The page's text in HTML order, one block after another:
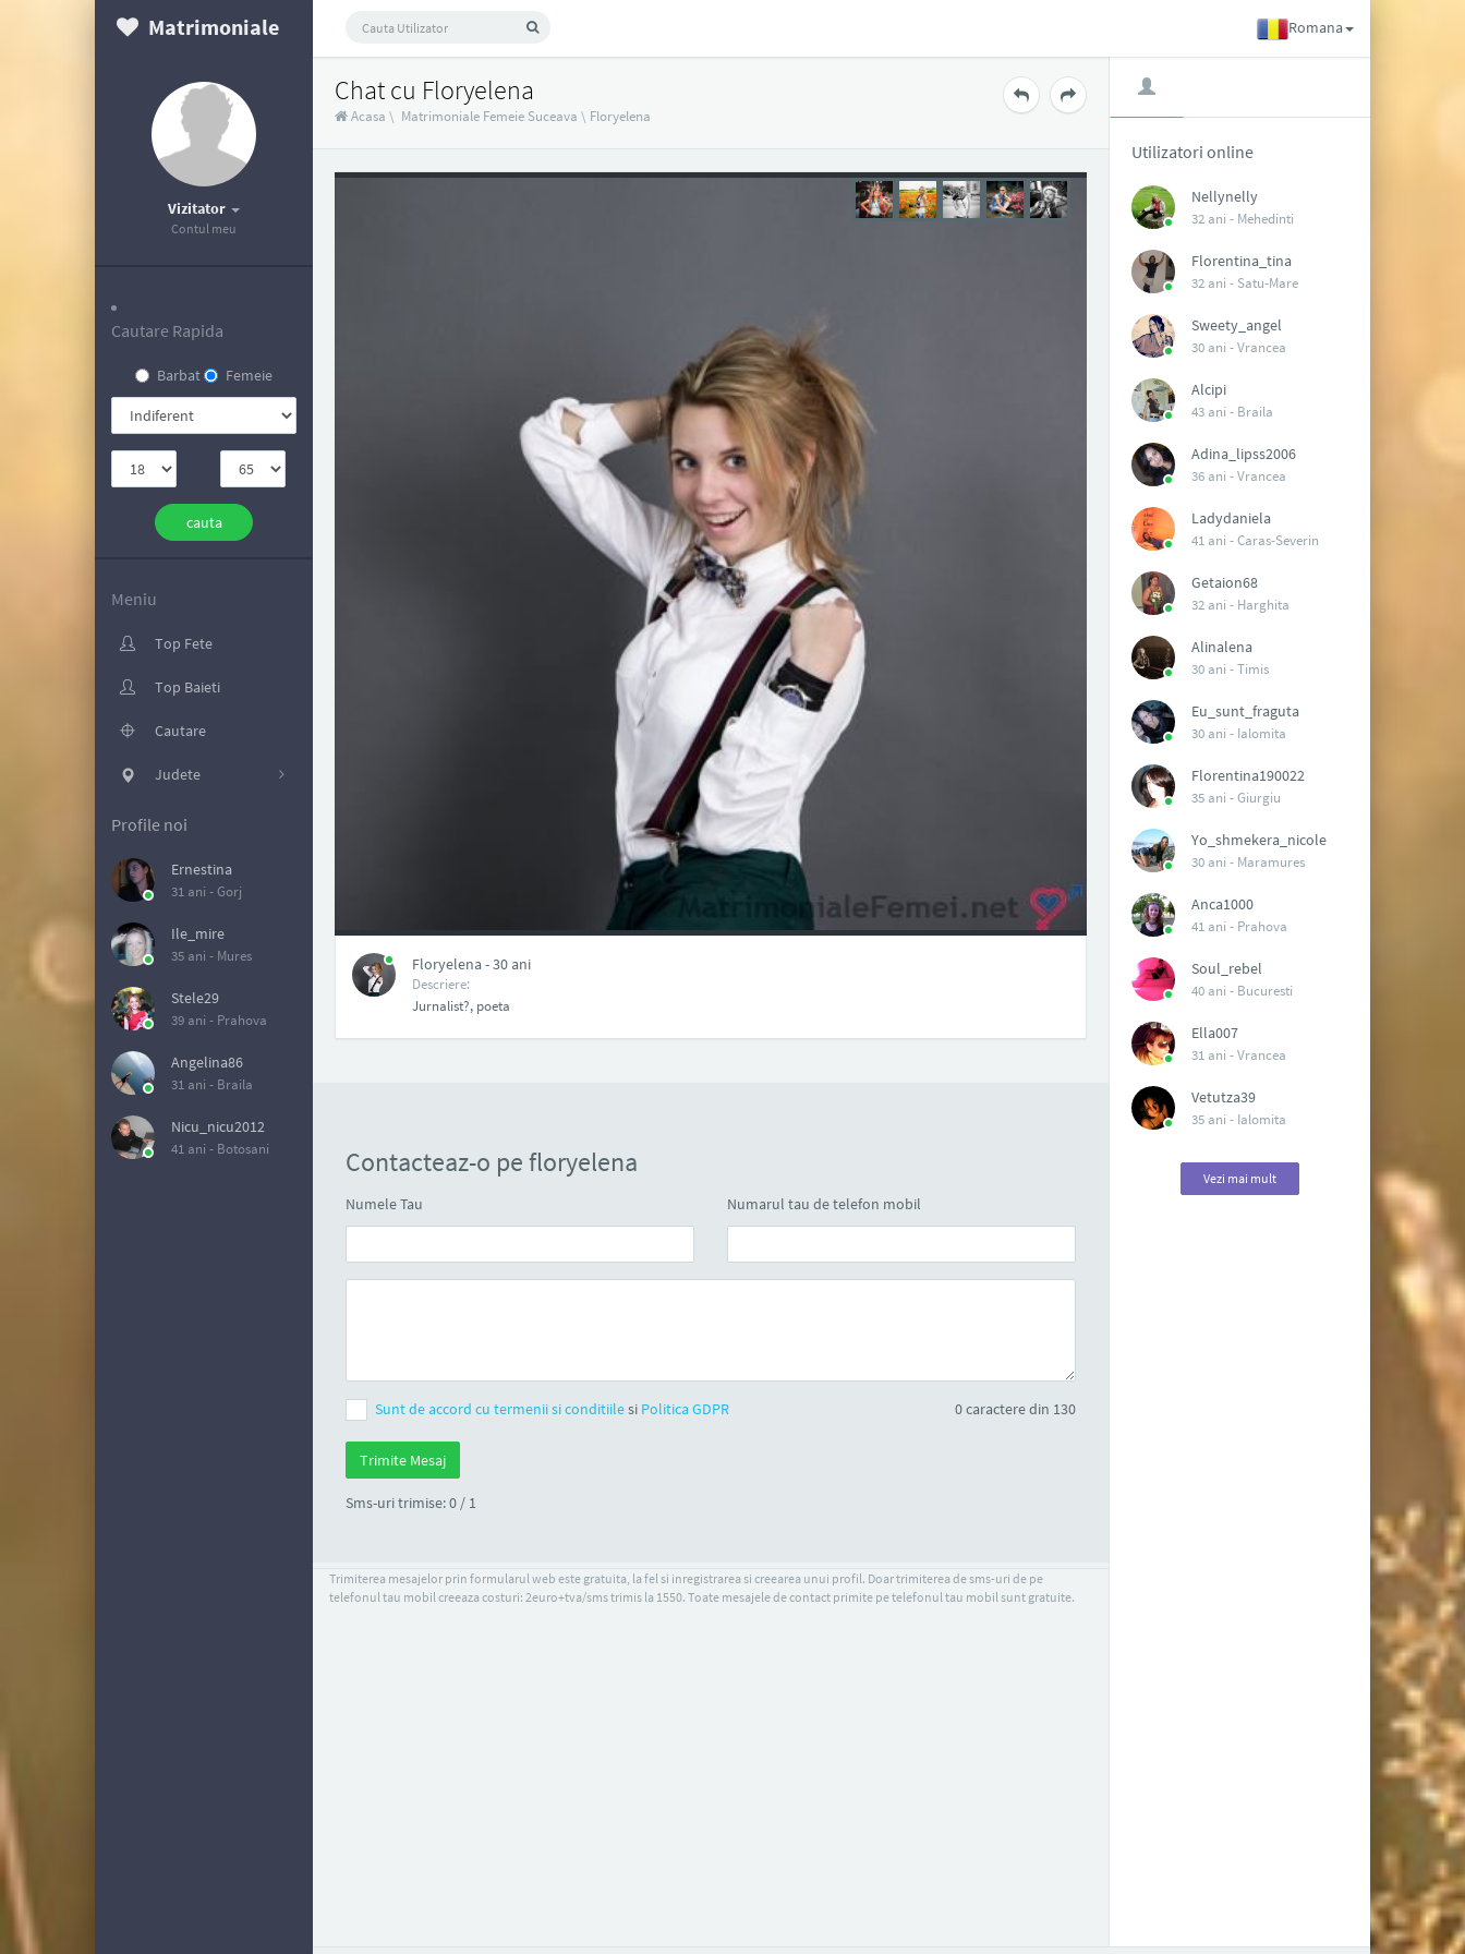
Matrimoniale Romana
Vizitator
Contul meu
Cautare Rapida
Barbat Femeie
Meniu
Top Fete
Top Baieti
Cautare
Judete
Profile noi
Ernestina
31 ani -Gorj
Ile_mire
35 ani - Mures
Stele29
39 ani - Prahova
Angelina86
31 ani - Braila
Nicu_nicu2012
41 ani - Botosani
Chat cu Floryelena
Acasa \ Matrimoniale Femeie Suceava \ Floryelena
Floryelena - 30 ani
Descriere:
Jurnalist?, poeta
Contacteaz-o pe floryelena
Numele Tau Numarul tau de telefon mobil
Sunt de accord cu termenii si conditiilesi Politica GDPR 0caractere din 130
Sms-uri trimise: 0 / 1
Trimiterea mesajelor prin formularul web este gratuita, la fel si inregistrarea si creearea unui profil. Doar trimiterea de sms-uri de pe
telefonul tau mobil creeaza costuri: 2euro+tva/sms trimis la 1550. Toate mesajele de contact primite pe telefonul tau mobil sunt gratuite.
Utilizatori online
Nellynelly
32 ani - Mehedinti
Florentina_tina
32 ani - Satu-Mare
Sweety_angel
30 ani -Vrancea
Alcipi
43 ani - Braila
Adina_lipss2006
36 ani -Vrancea
Ladydaniela
41 ani -Caras-Severin
Getaion68
32 ani - Harghita
Alinalena
30 ani -Timis
Eu_sunt_fraguta
30 ani - Ialomita
Florentina190022
35 ani -Giurgiu
Yo_shmekera_nicole
30 ani - Maramures
Anca1000
41 ani - Prahova
Soul_rebel
40 ani - Bucuresti
Ella007
31 ani -Vrancea
Vetutza39
35 ani - Ialomita
Vezi mai mult